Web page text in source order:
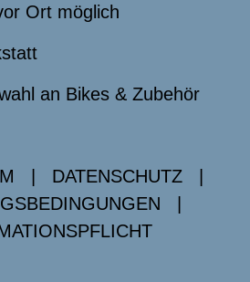
Ort möglich
an Bikes & Zubehör
DATENSCHUTZ